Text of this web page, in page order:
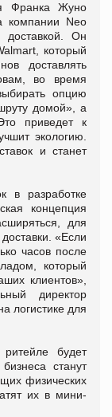
Франка Жуно
компании Neo
доставкой. Он
который
доставлять
во время
опцию
домой», а
приведет к
экологию.
и станет
в разработке
концепция
для
«Если
часов после
который
клиентов»,
директор
логистике для
будет
станут
физических
их в мини-